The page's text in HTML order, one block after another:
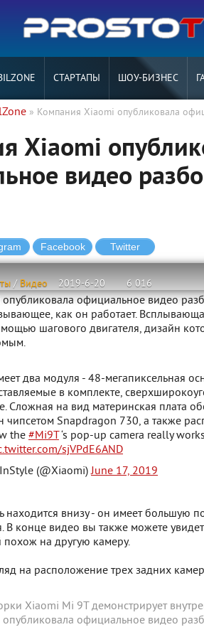
СТАРТАПЫ ШОУ-БИЗНЕС
» Компания Xiaomi опубликовала
Xiaomi
видео
/ Видео 2019-6-20 6 016
официальное видео
как он работает.
шагового двигателя, дизайн
два модуля - 48-мегапиксельная
в комплекте,
Сложная на вид материнская плата
чипсетом Snapdragon 730, а также
the #Mi9T‘s pop-up camera really
sjVPdE6AND
(@Xiaomi)June 17, 2019
находится внизу - он имеет большую
В конце видео вы также можете
похож на другую камеру.
на расположение трех задних
Xiaomi Mi 9T демонстрирует
официальное видео